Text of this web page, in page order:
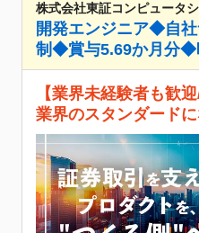
株式会社東証コンピュータ
開発エンジニア◆自
制◆賞与5.69か月分◆
【業界未経験者も歓
業界のスタンダードに